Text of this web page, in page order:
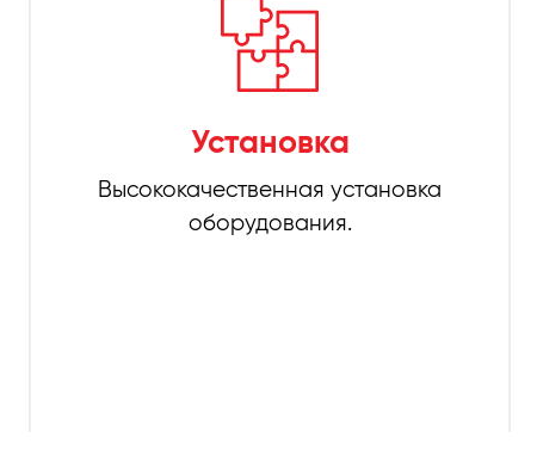
Установка
Высококачественная установка
оборудования.